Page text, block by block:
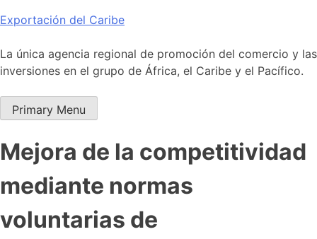
Skip
content
Exportación del Caribe
La única agencia regional de promoción del comercio y las
inversiones en el grupo de África, el Caribe y el Pacífico.
Primary Menu
Mejora de la competitividad
mediante normas
voluntarias de